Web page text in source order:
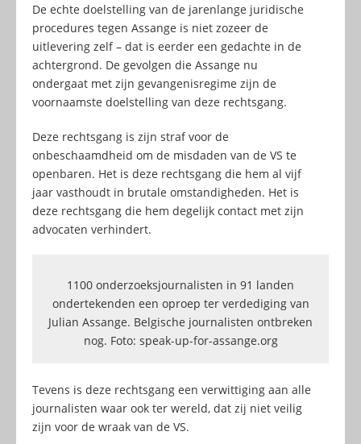
De echte doelstelling van de jarenlange juridische
procedures tegen Assange is niet zozeer de
uitlevering zelf – dat is eerder een gedachte in de
achtergrond. De gevolgen die Assange nu
ondergaat met zijn gevangenisregime zijn de
voornaamste doelstelling van deze rechtsgang.
Deze rechtsgang is zijn straf voor de
onbeschaamdheid om de misdaden van de VS te
openbaren. Het is deze rechtsgang die hem al vijf
jaar vasthoudt in brutale omstandigheden. Het is
deze rechtsgang die hem degelijk contact met zijn
advocaten verhindert.
1100 onderzoeksjournalisten in 91 landen
ondertekenden een oproep ter verdediging van
Julian Assange. Belgische journalisten ontbreken
nog. Foto: speak-up-for-assange.org
Tevens is deze rechtsgang een verwittiging aan alle
journalisten waar ook ter wereld, dat zij niet veilig
zijn voor de wraak van de VS.